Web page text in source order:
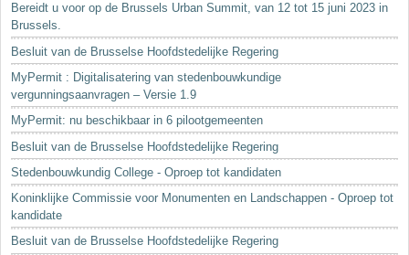
Bereidt u voor op de Brussels Urban Summit, van 12 tot 15 juni 2023 in
Brussels.
Besluit van de Brusselse Hoofdstedelijke Regering
MyPermit : Digitalisatering van stedenbouwkundige
vergunningsaanvragen – Versie 1.9
MyPermit: nu beschikbaar in 6 pilootgemeenten
Besluit van de Brusselse Hoofdstedelijke Regering
Stedenbouwkundig College - Oproep tot kandidaten
Koninklijke Commissie voor Monumenten en Landschappen - Oproep tot
kandidate
Besluit van de Brusselse Hoofdstedelijke Regering